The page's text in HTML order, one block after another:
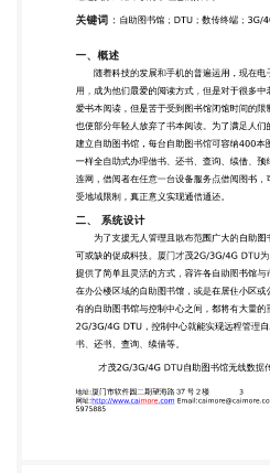
自助图书馆，或是在居住小
自助图书馆，所 有的自助图
将有大量的重要资料和指令
2G/3G/4G DTU，控制中心
书馆所有的工作，包括使用
借等。 才茂2G/3G/4G DTU
应用方案由借阅者、自助图
园二期望海路 37 号 2 楼 3 网
址:http://www.caimore.com
592-5902655 传真/
技有限公司 Xiamen Caimore
Technology Co,.Ltd. DTU和